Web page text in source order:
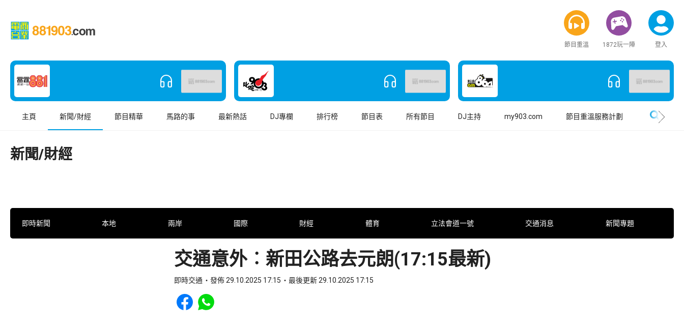
節目重溫 1872玩一陣 登入
主頁 新聞/財經 節目精華 馬路的事 最新熱話 DJ專欄 排行榜 節目表 所有節目 DJ主持 my903.com 節目重溫服務計劃
新聞/財經
即時新聞 本地 兩岸 國際 財經 體育 立法會道一號 交通消息 新聞專題
交通意外︰新田公路去元朗(17:15最新)
即時交通 發佈 29.10.2025 17:15 最後更新 29.10.2025 17:15
Share to Facebook
Share to WhatsApp